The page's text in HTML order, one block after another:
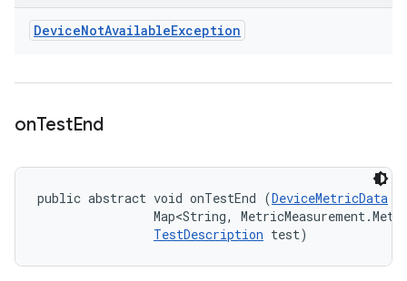
DeviceNotAvailableException
onTestEnd
public abstract void onTestEnd (DeviceMetricData
Map<String,
TestDescription test)